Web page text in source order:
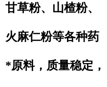
草粉、山楂粉、
火麻仁粉等各种药
原料，质量稳定，